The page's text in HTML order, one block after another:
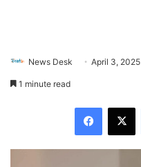
News Desk April 3, 2025
1 minute read